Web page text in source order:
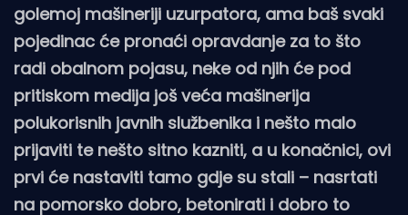
golemoj mašineriji uzurpatora, ama baš svaki
pojedinac će pronaći opravdanje za to što
radi obalnom pojasu, neke od njih će pod
pritiskom medija još veća mašinerija
polukorisnih javnih službenika i nešto malo
prijaviti te nešto sitno kazniti, a u konačnici, ovi
prvi će nastaviti tamo gdje su stali – nasrtati
na pomorsko dobro, betonirati i dobro to